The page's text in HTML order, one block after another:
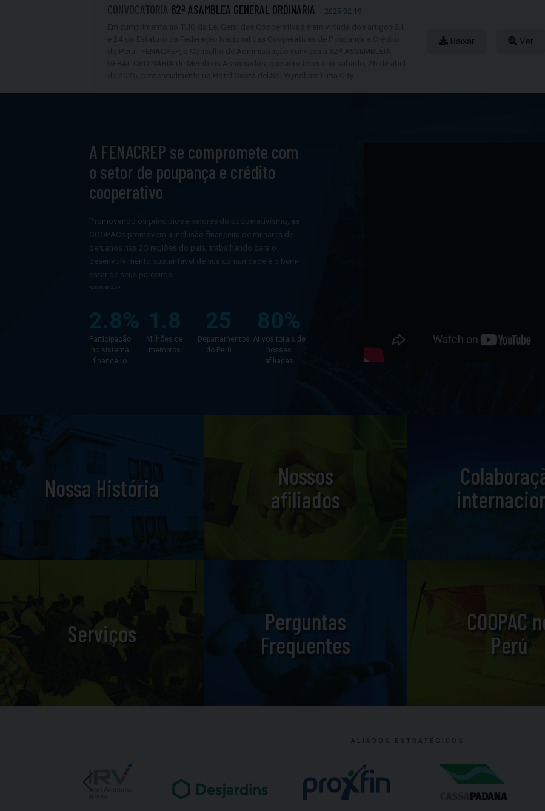
CONVOCATORIA 62º ASAMBLEA GENERAL ORDINARIA 2025-02-19
Baixar Ver
A FENACREP se compromete com
o setor de poupança e crédito
cooperativo
Promovendo os princípios e valores do cooperativismo, as
COOPACs promovem a inclusão financeira de milhares de
peruanos nas 25 regiões do país, trabalhando para o
desenvolvimento sustentável de sua comunidade e o bem-
estar de seus parceiros.
*Dados de 2019
2.8%
Participação
no sistema
financeiro
1.8
Milhões de
membros
25
Departamentos
do Perú
80%
Ativos totais de
nossas
afiliadas
Nossa História
Nossos
afiliados
Serviços
Perguntas
Frequentes
COOPAC
Perú
ALIADOS ESTRATÉGICOS